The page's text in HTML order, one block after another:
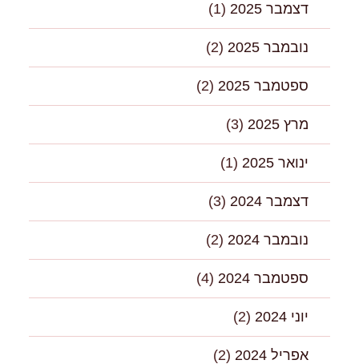
דצמבר 2025 (1)
נובמבר 2025 (2)
ספטמבר 2025 (2)
מרץ 2025 (3)
ינואר 2025 (1)
דצמבר 2024 (3)
נובמבר 2024 (2)
ספטמבר 2024 (4)
יוני 2024 (2)
אפריל 2024 (2)